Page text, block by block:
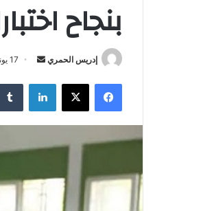
بنجاح
إدريس الحمري
ل
ب
17 يونيو، 2026
فيسبوك لينكدإن